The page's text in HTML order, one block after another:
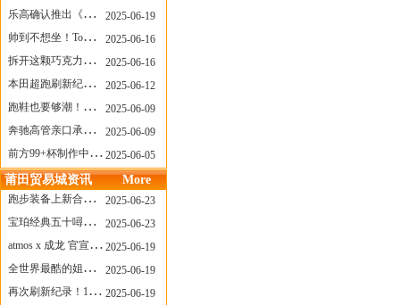
乐高确认推出《哥斯拉》积木，这设计也太酷了！
2025-06-19
帅到不想坐！Tom Sachs x Helinox 这把露营椅太炸了
2025-06-16
拆开这颗巧克力，居然是皮卡丘？
2025-06-16
本田超跑刷新纪录了！700万元成交价
2025-06-12
跑鞋也要够潮！昂跑 x Slam Jam 联名即将发售
2025-06-09
奔驰高管亲口承认：电动G级，完全失败了！
2025-06-09
前方99+杯制作中！「爷爷不泡茶」苹果狗、桃桃喵，今夏顶流潮饮！
2025-06-05
莆田贸易城资讯 More
跑步装备上新合集，最近有什么可以关注的呢？
2025-06-23
宝珀经典五十噚家族再添新员 适配所有腕围的38mm小表径腕表亮相
2025-06-23
atmos x 成龙 官宣，《警察故事》联名短袖公布！
2025-06-19
全世界最酷的姐姐，和Nike联名的鞋要来了！
2025-06-19
再次刷新纪录！14只 LABUBU 共拍出240万元
2025-06-19